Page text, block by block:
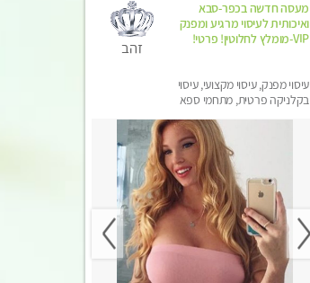
מעסה חדשה בכפר-סבא
ואיכותית לעיסוי מרגיע ומפנק
VIP-מומלץ לחלוטין! פרטי!
עיסוי מפנק, עיסוי מקצועי, עיסוי
בקלניקה פרטית, מתחמי ספא
זהב